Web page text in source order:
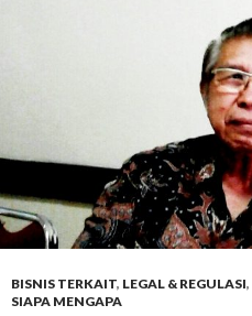
BISNIS TERKAIT, LEGAL & REGULASI,
SIAPA MENGAPA